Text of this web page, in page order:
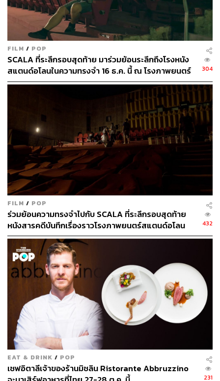
FILM / POP
SCALA ที่ระลึกรอบสุดท้าย มาร่วมย้อนระลึกถึงโรงหนัง
สแตนด์อโลนในความทรงจำ 16 ธ.ค. นี้ ณ โรงภาพยนตร์
พหลโยธินรามา
304
FILM / POP
ร่วมย้อนความทรงจำไปกับ SCALA ที่ระลึกรอบสุดท้าย
หนังสารคดีบันทึกเรื่องราวโรงภาพยนตร์สแตนด์อโลน
‘สุดท้าย’ แห่งสยามสแควร์
432
EAT & DRINK / POP
เชฟอิตาลีเจ้าของร้านมิชลิน Ristorante Abbruzzino
231